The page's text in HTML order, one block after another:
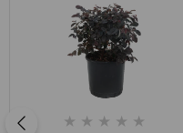
★ ★ ★ ★ ★